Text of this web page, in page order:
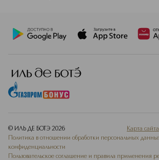
© ИЛЬ ДЕ БОТЭ 2026
Карта сайта
Политика в отношении обработки персональных
конфиденциальности
Пользовательское соглашение и правила применения